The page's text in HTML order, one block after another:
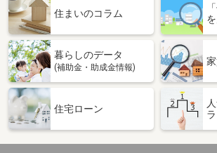
住まいのコラム
暮らしのデータ
(補助金・助成金情報)
住宅ローン